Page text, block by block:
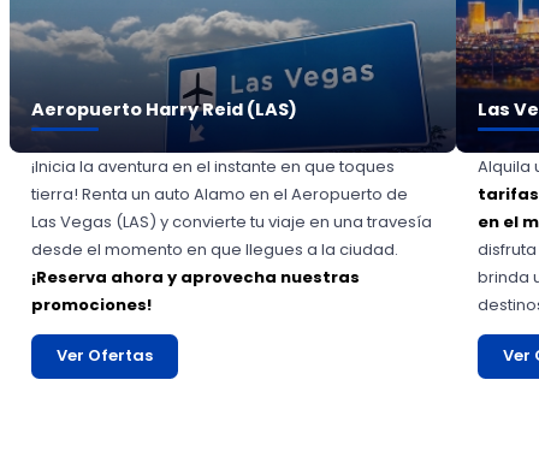
Aeropuerto Harry Reid (LAS)
¡Inicia la aventura en el instante en que toques
tierra! Renta un auto Alamo en el Aeropuerto de
Las Vegas (LAS) y convierte tu viaje en una travesía
desde el momento en que llegues a la ciudad.
¡Reserva ahora y aprovecha nuestras
promociones!
Ver Ofertas
Las
Alquila
tarifas
en el
brinda
Ver